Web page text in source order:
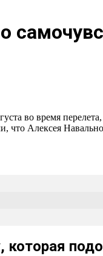
во время
Алексея
которая